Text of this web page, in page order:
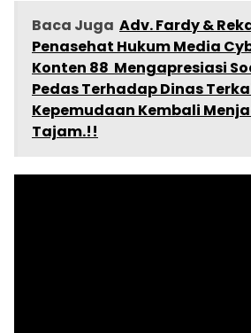
Baca Juga Adv. Fardy &
Penasehat Hukum Media
Konten 88 Mengapresiasi
Pedas Terhadap Dinas
Kepemudaan Kembali
Tajam.!!